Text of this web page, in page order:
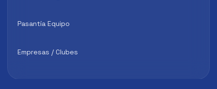
Pasantía Equipo
Empresas / Clubes